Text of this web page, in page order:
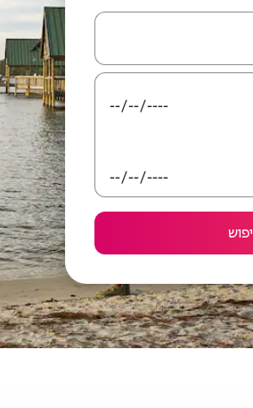
לנווט עם מקשי החיצים למעלה ולמטה או לעיין